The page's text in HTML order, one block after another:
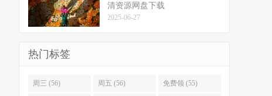
清资源网盘下载
2025-06-27
热门标签
周三 (56) 周五 (56) 免费领 (55)